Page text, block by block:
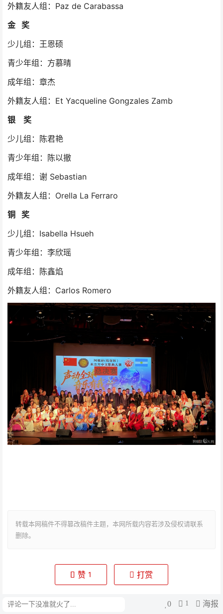
外籍友人组：Paz de Carabassa
金 奖
少儿组：王恩硕
青少年组：方慕晴
成年组：章杰
外籍友人组：Et Yacqueline Gongzales Zamb
银 奖
少儿组：陈君艳
青少年组：陈以撤
成年组：谢 Sebastian
外籍友人组：Orella La Ferraro
铜 奖
少儿组：Isabella Hsueh
青少年组：李欣瑶
成年组：陈鑫焰
外籍友人组：Carlos Romero
转载本网稿件不得篡改稿件主题，本网所载内容若涉及侵权请联系
删除。
赞 1 打赏
评论 0 1 海报